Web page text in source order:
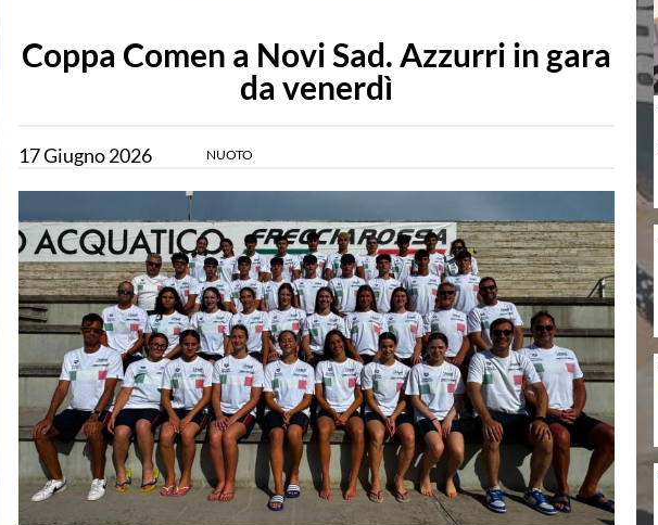
Coppa Comen a Novi Sad. Azzurri in gara
da venerdì
17Giugno2026 NUOTO